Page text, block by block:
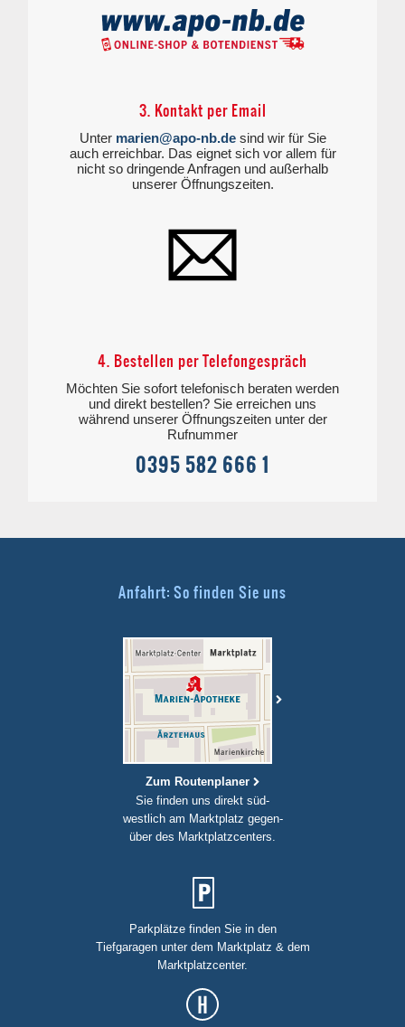
3. Kontakt per Email
Unter marien@apo-nb.desind wir für Sie
auch erreichbar. Das eignet sich vor allem für
nicht so dringende Anfragen und außerhalb
unserer Öffnungszeiten.
4. Bestellen per Telefongespräch
Möchten Sie sofort telefonisch beraten werden
und direkt bestellen? Sie erreichen uns
während unserer Öffnungszeiten unter der
Rufnummer
0395 582 666 1
Anfahrt: So finden Sie uns
Zum Routenplaner
Sie finden uns direkt süd-
westlich am Marktplatz gegen-
über des Marktplatzcenters.
Parkplätze finden Sie in den
Tiefgaragen unter dem Marktplatz & dem
Marktplatzcenter.